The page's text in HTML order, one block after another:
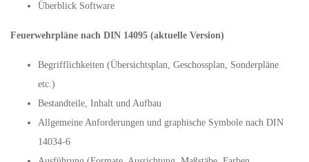
Überblick Software
Feuerwehrpläne nach DIN 14095 (aktuelle Version)
Begrifflichkeiten (Übersichtsplan, Geschossplan, Sonderpläne
etc.)
Bestandteile, Inhalt und Aufbau
Allgemeine Anforderungen und graphische Symbole nach DIN
14034-6